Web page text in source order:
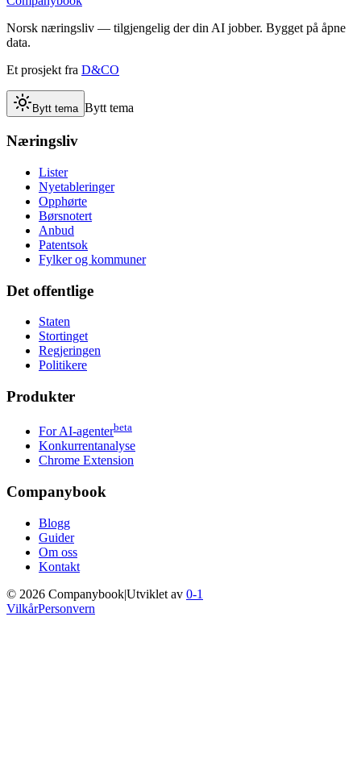
Norsk næringsliv — tilgjengelig der din AI jobber. Bygget på åpne
data.
Et prosjekt fra D&CO
Bytt tema Bytt tema
Næringsliv
Lister
Nyetableringer
Opphørte
Børsnotert
Anbud
Patentsok
Fylker og kommuner
Det offentlige
Staten
Stortinget
Regjeringen
Politikere
Produkter
For AI-agenterbeta
Konkurrentanalyse
Chrome Extension
Companybook
Blogg
Guider
Om oss
Kontakt
© 2026 Companybook|Utviklet av 0-1
VilkårPersonvern